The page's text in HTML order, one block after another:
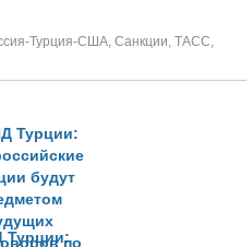
Турция-США, Санкции, ТАСС,
Турции: